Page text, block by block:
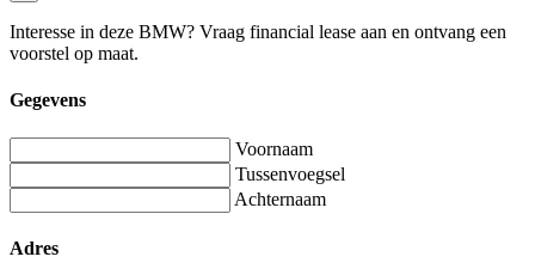
Interesse in deze BMW? Vraag financial lease aan en ontvang een
voorstel op maat.
Gegevens
Voornaam
Tussenvoegsel
Achternaam
Adres